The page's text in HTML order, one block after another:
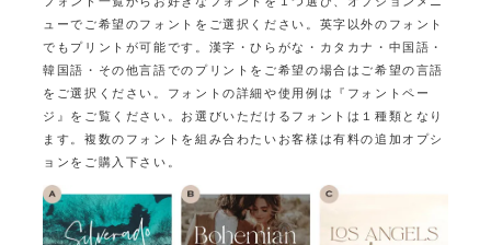
ューでご希望のフォントをご選択ください。 英字以外のフォント
でもプリントが可能です。 漢字・ひらがな・カタカナ・中国語・
韓国語・その他言語でのプリントをご希望の場合はご希望の言語
をご選択ください。
フォントの詳細や使用例は『フォントペー
ジ』をご覧ください。 お選びいただけるフォントは１種類となり
ます。 複数のフォントを組み合わたいお客様は有料の追加オプシ
ョンをご購入下さい。